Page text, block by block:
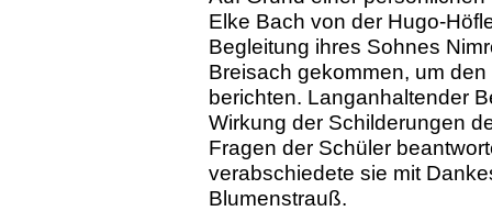
Elke Bach von der Hugo-
Begleitung ihres Sohnes
Breisach gekommen, um
berichten. Langanhaltender
Wirkung der Schilderungen
Fragen der Schüler
verabschiedete sie mit
Blumenstrauß.